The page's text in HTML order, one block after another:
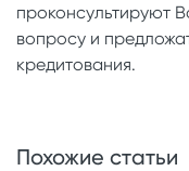
проконсультируют
вопросу и
кредитования.
Похожие статьи